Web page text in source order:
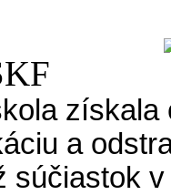
získala
a
súčiastok